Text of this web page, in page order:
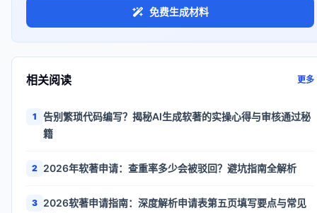
免费生成材料
相关阅读 更多
1
告别繁琐代码编写？揭秘AI生成软著的实操心得与审核通过秘
籍
2 2026年软著申请：查重率多少会被驳回？避坑指南全解析
3 2026软著申请指南：深度解析申请表第五页填写要点与常见